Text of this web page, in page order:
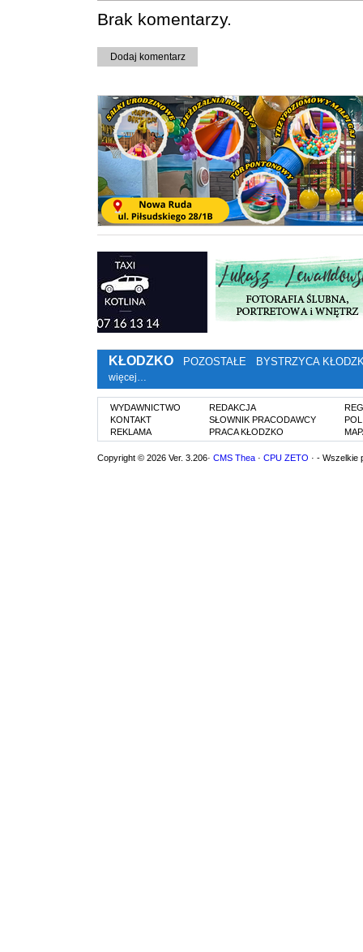
Brak komentarzy.
Dodaj komentarz
KŁODZKO POZOSTAŁE BYSTRZYCA
więcej…
WYDAWNICTWO
KONTAKT
REKLAMA
REDAKCJA
SŁOWNIK PRACODAWCY
PRACA KŁODZKO
Copyright © 2026 Ver. 3.206· CMS Thea · CPU ZETO · - Wszelkie